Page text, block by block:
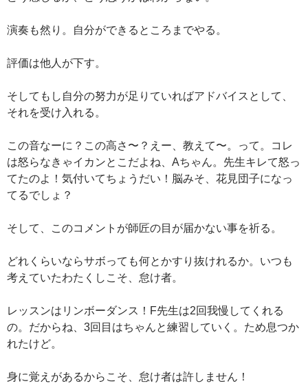
演奏も然り。自分ができるところまでやる。
評価は他人が下す。
そしてもし自分の努力が足りていればアドバイスとして、
それを受け入れる。
この音なーに？この高さ〜？えー、教えて〜。って。コレ
は怒らなきゃイカンとこだよね、Aちゃん。先生キレて怒っ
てたのよ！気付いてちょうだい！脳みそ、花見団子になっ
てるでしょ？
そして、このコメントが師匠の目が届かない事を祈る。
どれくらいならサボっても何とかすり抜けれるか。いつも
考えていたわたくしこそ、怠け者。
レッスンはリンボーダンス！F先生は2回我慢してくれる
の。だからね、3回目はちゃんと練習していく。ため息つか
れたけど。
身に覚えがあるからこそ、怠け者は許しません！